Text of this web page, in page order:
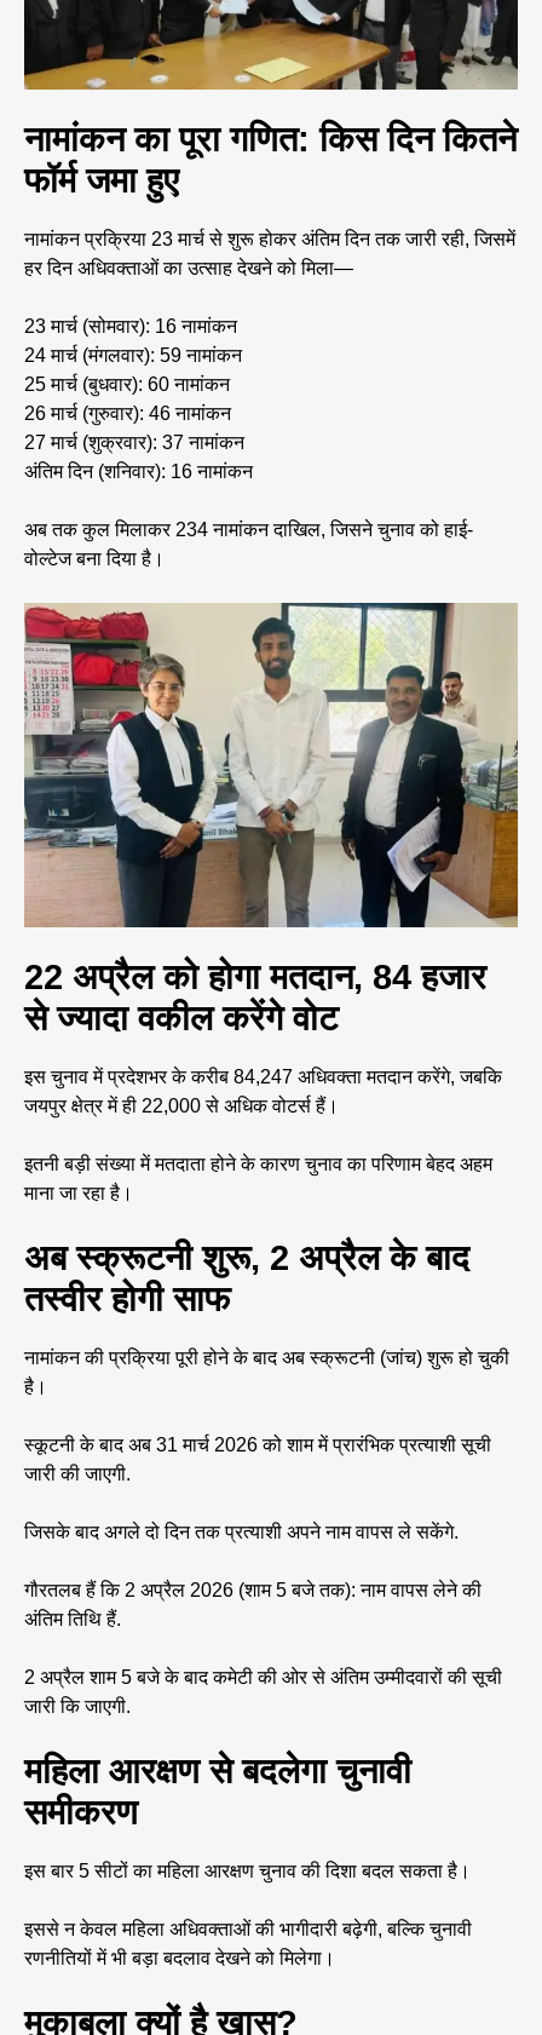
नामांकन का पूरा गणित: किस दिन कितने
फॉर्म जमा हुए
नामांकन प्रक्रिया 23 मार्च से शुरू होकर अंतिम दिन तक जारी रही, जिसमें
हर दिन अधिवक्ताओं का उत्साह देखने को मिला—
23 मार्च (सोमवार): 16 नामांकन
24 मार्च (मंगलवार): 59 नामांकन
25 मार्च (बुधवार): 60 नामांकन
26 मार्च (गुरुवार): 46 नामांकन
27 मार्च (शुक्रवार): 37 नामांकन
अंतिम दिन (शनिवार): 16 नामांकन
अब तक कुल मिलाकर 234 नामांकन दाखिल, जिसने चुनाव को हाई-
वोल्टेज बना दिया है।
22 अप्रैल को होगा मतदान, 84 हजार
से ज्यादा वकील करेंगे वोट
इस चुनाव में प्रदेशभर के करीब 84,247 अधिवक्ता मतदान करेंगे, जबकि
जयपुर क्षेत्र में ही 22,000 से अधिक वोटर्स हैं।
इतनी बड़ी संख्या में मतदाता होने के कारण चुनाव का परिणाम बेहद अहम
माना जा रहा है।
अब स्क्रूटनी शुरू, 2 अप्रैल के बाद
तस्वीर होगी साफ
नामांकन की प्रक्रिया पूरी होने के बाद अब स्क्रूटनी (जांच) शुरू हो चुकी
है।
स्कूटनी के बाद अब 31 मार्च 2026 को शाम में प्रारंभिक प्रत्याशी सूची
जारी की जाएगी.
जिसके बाद अगले दो दिन तक प्रत्याशी अपने नाम वापस ले सकेंगे.
गौरतलब हैं कि 2 अप्रैल 2026 (शाम 5 बजे तक): नाम वापस लेने की
अंतिम तिथि हैं.
2 अप्रैल शाम 5 बजे के बाद कमेटी की ओर से अंतिम उम्मीदवारों की सूची
जारी कि जाएगी.
महिला आरक्षण से बदलेगा चुनावी
समीकरण
इस बार 5 सीटों का महिला आरक्षण चुनाव की दिशा बदल सकता है।
इससे न केवल महिला अधिवक्ताओं की भागीदारी बढ़ेगी, बल्कि चुनावी
रणनीतियों में भी बड़ा बदलाव देखने को मिलेगा।
मुकाबला क्यों है खास?